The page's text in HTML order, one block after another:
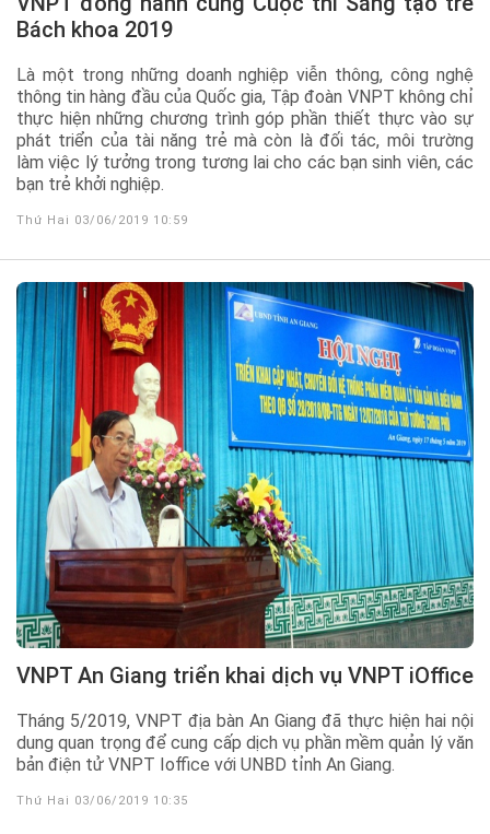
Bách khoa 2019
Là một trong những doanh nghiệp viễn thông, công nghệ
thông tin hàng đầu của Quốc gia, Tập đoàn VNPT không chỉ
thực hiện những chương trình góp phần thiết thực vào sự
phát triển của tài năng trẻ mà còn là đối tác, môi trường
làm việc lý tưởng trong tương lai cho các bạn sinh viên, các
bạn trẻ khởi nghiệp.
Thứ Hai 03/06/2019 10:59
VNPT An Giang triển khai dịch vụ VNPT iOffice
Tháng 5/2019, VNPT địa bàn An Giang đã thực hiện hai nội
dung quan trọng để cung cấp dịch vụ phần mềm quản lý văn
bản điện tử VNPT Ioffice với UNBD tỉnh An Giang.
Thứ Hai 03/06/2019 10:35